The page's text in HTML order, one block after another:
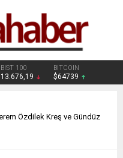
BIST 100
13.676,19
BITCOIN
$64739
Özdilek Kreş ve Gündüz